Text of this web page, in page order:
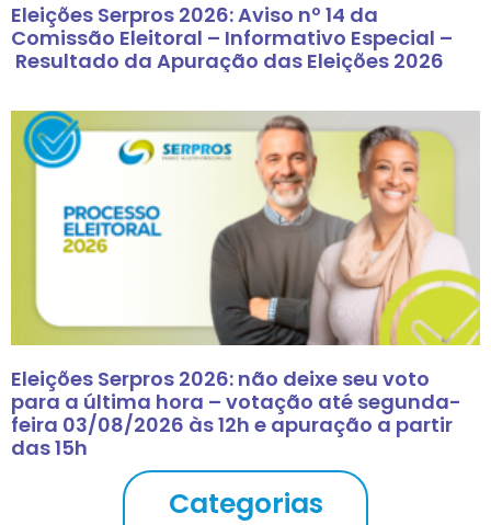
Eleições Serpros 2026: Aviso nº 14 da
Comissão Eleitoral – Informativo Especial –
Resultado da Apuração das Eleições 2026
Eleições Serpros 2026: não deixe seu voto
para a última hora – votação até segunda-
feira 03/08/2026 às 12h e apuração a partir
das 15h
Categorias